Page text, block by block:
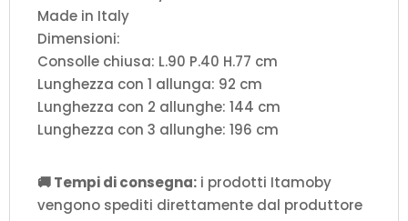
Made in Italy
Dimensioni:
Consolle chiusa: L.90 P.40 H.77 cm
Lunghezza con 1 allunga: 92 cm
Lunghezza con 2 allunghe: 144 cm
Lunghezza con 3 allunghe: 196 cm
🚚 Tempi di consegna: i prodotti Itamoby
vengono spediti direttamente dal produttore